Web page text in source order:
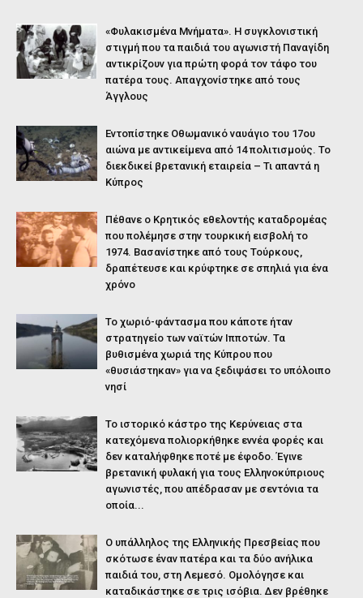
«Φυλακισμένα Μνήματα». Η συγκλονιστική
στιγμή που τα παιδιά του αγωνιστή Παναγίδη
αντικρίζουν για πρώτη φορά τον τάφο του
πατέρα τους. Απαγχονίστηκε από τους
Άγγλους
Εντοπίστηκε Οθωμανικό ναυάγιο του 17ου
αιώνα με αντικείμενα από 14 πολιτισμούς. Το
διεκδικεί βρετανική εταιρεία – Τι απαντά η
Κύπρος
Πέθανε ο Κρητικός εθελοντής καταδρομέας
που πολέμησε στην τουρκική εισβολή το
1974. Βασανίστηκε από τους Τούρκους,
δραπέτευσε και κρύφτηκε σε σπηλιά για ένα
χρόνο
Το χωριό-φάντασμα που κάποτε ήταν
στρατηγείο των ναϊτών Ιπποτών. Τα
βυθισμένα χωριά της Κύπρου που
«θυσιάστηκαν» για να ξεδιψάσει το υπόλοιπο
νησί
Το ιστορικό κάστρο της Κερύνειας στα
κατεχόμενα πολιορκήθηκε εννέα φορές και
δεν καταλήφθηκε ποτέ με έφοδο. Έγινε
βρετανική φυλακή για τους Ελληνοκύπριους
αγωνιστές, που απέδρασαν με σεντόνια τα
οποία...
Ο υπάλληλος της Ελληνικής Πρεσβείας που
σκότωσε έναν πατέρα και τα δύο ανήλικα
παιδιά του, στη Λεμεσό. Ομολόγησε και
καταδικάστηκε σε τρις ισόβια. Δεν βρέθηκε